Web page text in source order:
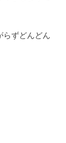
らずどんどん